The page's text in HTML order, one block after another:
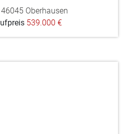
Oberhausen
539.000 €